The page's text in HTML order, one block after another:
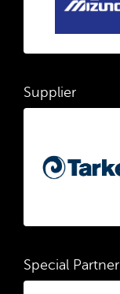
Supplier
Special Partner